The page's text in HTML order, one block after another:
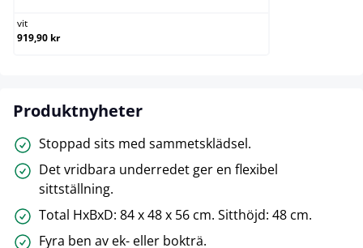
vit
919,90 kr
Produktnyheter
Stoppad sits med sammetsklädsel.
Det vridbara underredet ger en flexibel
sittställning.
Total HxBxD: 84 x 48 x 56 cm. Sitthöjd: 48 cm.
Fyra ben av ek- eller bokträ.